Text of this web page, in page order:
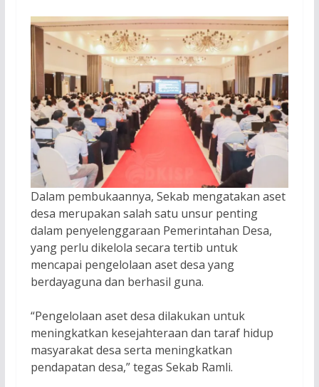
Dalam pembukaannya, Sekab mengatakan aset
desa merupakan salah satu unsur penting
dalam penyelenggaraan Pemerintahan Desa,
yang perlu dikelola secara tertib untuk
mencapai pengelolaan aset desa yang
berdayaguna dan berhasil guna.
“Pengelolaan aset desa dilakukan untuk
meningkatkan kesejahteraan dan taraf hidup
masyarakat desa serta meningkatkan
pendapatan desa,” tegas Sekab Ramli.